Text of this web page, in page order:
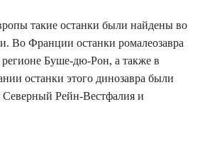
такие останки были найдены во
Во Франции останки ромалеозавра
Буше-дю-Рон, а также в
останки этого динозавра были
Северный Рейн-Вестфалия и